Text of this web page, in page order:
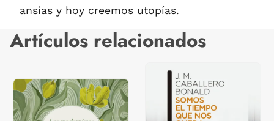
ansias y hoy creemos utopías.
Artículos relacionados